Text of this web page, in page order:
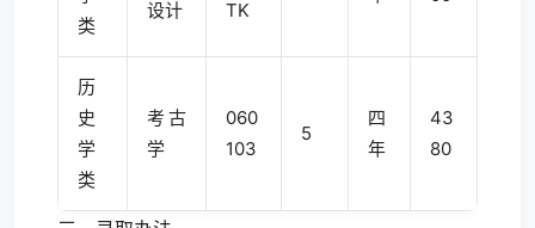
类
设计
TK
历
史
学
类
考古
学
060
103
5
四
年
43
80